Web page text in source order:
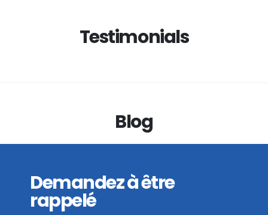
Testimonials
Blog
Demandez à être
rappelé